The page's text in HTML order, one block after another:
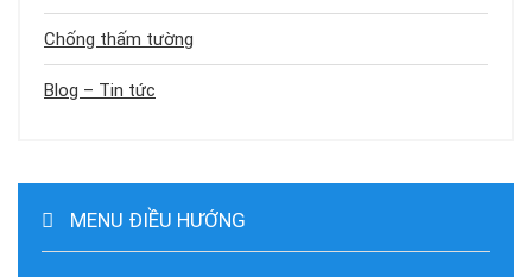
Chống thấm tường
Blog – Tin tức
MENU ĐIỀU HƯỚNG